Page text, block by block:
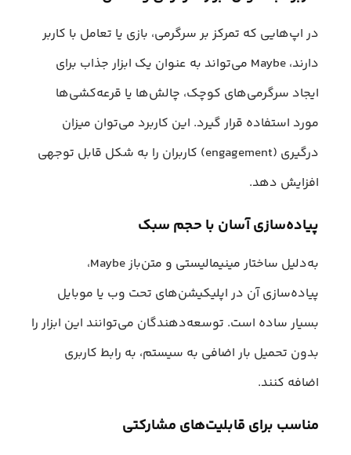
در اپ‌هایی که تمرکز بر سرگرمی، بازی یا تعامل با کاربر
دارند، Maybe می‌تواند به عنوان یک ابزار جذاب برای
ایجاد سرگرمی‌های کوچک، چالش‌ها یا قرعه‌کشی‌ها
مورد استفاده قرار گیرد. این کاربرد می‌توان میزان
درگیری (engagement) کاربران را به شکل قابل توجهی
افزایش دهد.
پیاده‌سازی آسان با حجم سبک
به‌دلیل ساختار مینیمالیستی و متن‌باز Maybe،
پیاده‌سازی آن در اپلیکیشن‌های تحت وب یا موبایل
بسیار ساده است. توسعه‌دهندگان می‌توانند این ابزار را
بدون تحمیل بار اضافی به سیستم، به رابط کاربری
اضافه کنند.
مناسب برای قابلیت‌های مشارکتی